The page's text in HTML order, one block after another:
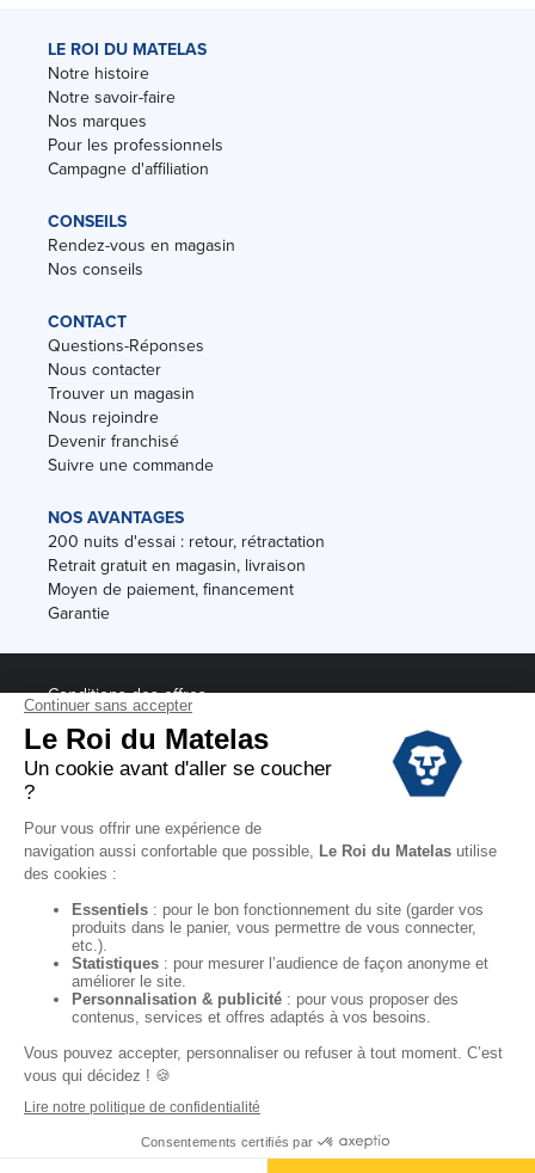
LE ROI DU MATELAS
Notre histoire
Notre savoir-faire
Nos marques
Pour les professionnels
Campagne d'affiliation
CONSEILS
Rendez-vous en magasin
Nos conseils
CONTACT
Questions-Réponses
Nous contacter
Trouver un magasin
Nous rejoindre
Devenir franchisé
Suivre une commande
NOS AVANTAGES
200 nuits d'essai : retour, rétractation
Retrait gratuit en magasin, livraison
Moyen de paiement, financement
Garantie
Conditions des offres
Black Friday
Destockage
Soldes
Conditions Générales de vente magasin
Conditions Générales de vente internet
Mentions Légales
Données personnelles
Codes promo Le Roi du Matelas
Copyright © 2022. All rights reserved.